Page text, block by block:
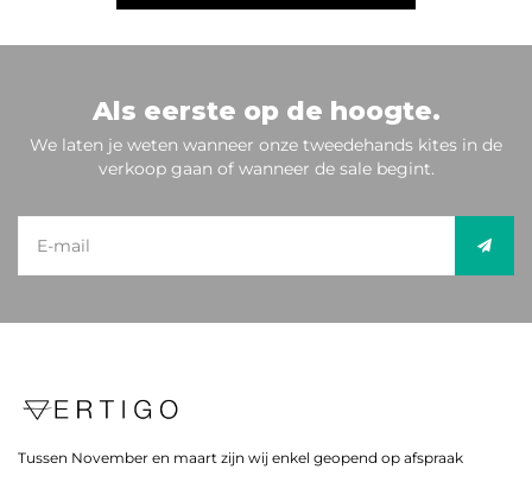
Als eerste op de hoogte.
We laten je weten wanneer onze tweedehands kites in de
verkoop gaan of wanneer de sale begint.
Tussen November en maart zijn wij enkel geopend op afspraak